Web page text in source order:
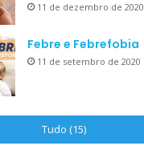
11 de dezembro de 2020
Febre e Febrefobia
11 de setembro de 2020
Tudo (15)